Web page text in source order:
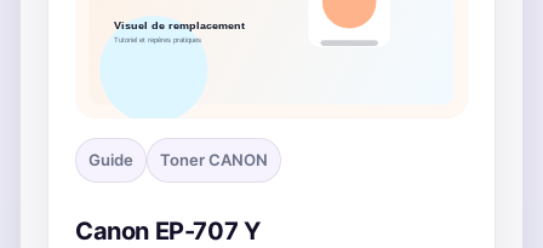
Guide Toner CANON
Canon EP-707 Y